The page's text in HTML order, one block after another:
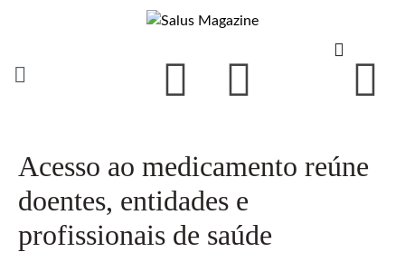
Acesso ao medicamento reúne
doentes, entidades e
profissionais de saúde